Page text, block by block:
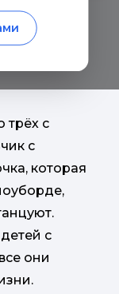
трёх с
с
которая
с
они